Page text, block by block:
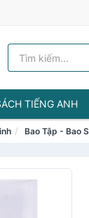
TIẾNG ANH
Bao Tập - Bao